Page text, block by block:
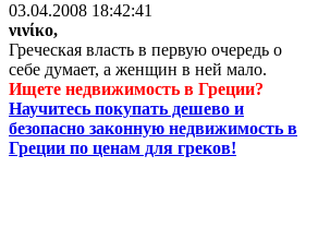
03.04.2008 18:42:41
νινίκο,
Греческая власть в первую очередь о
себе думает, а женщин в ней мало.
Ищете недвижимость в Греции?
Научитесь покупать дешево и
безопасно законную недвижимость в
Греции по ценам для греков!